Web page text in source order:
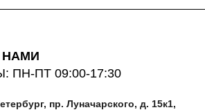
НАМИ
ПН-ПТ 09:00-17:30
пр. Луначарского, д. 15к1,